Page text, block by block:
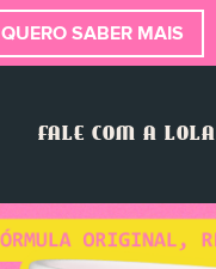
QUERO SABER MAIS
FALE COM A LOLA